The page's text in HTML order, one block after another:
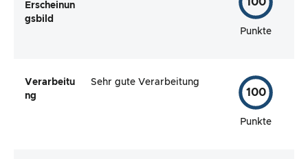
Erscheinun
gsbild
100
Punkte
Verarbeitu
ng
Sehr gute Verarbeitung
100
Punkte